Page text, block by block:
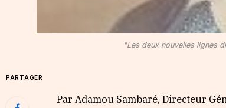
"Les deux nouvelles lignes
PARTAGER
Par Adamou Sambaré, Directeur